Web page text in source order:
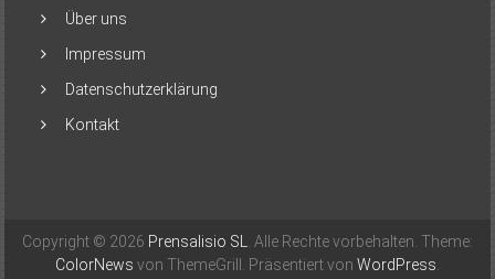
Über uns
Impressum
Datenschutzerklärung
Kontakt
Copyright © 2026 Prensalisio SL. Alle Rechte vorbehalten. Theme:
ColorNews von ThemeGrill. Präsentiert von WordPress.